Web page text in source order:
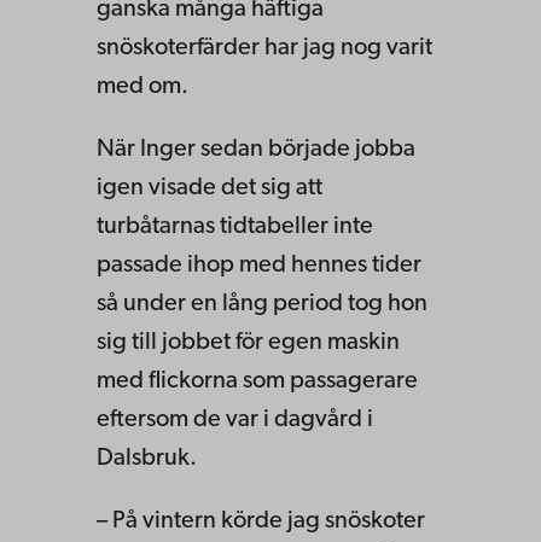
ganska många häftiga
snöskoterfärder har jag nog varit
med om.
När Inger sedan började jobba
igen visade det sig att
turbåtarnas tidtabeller inte
passade ihop med hennes tider
så under en lång period tog hon
sig till jobbet för egen maskin
med flickorna som passagerare
eftersom de var i dagvård i
Dalsbruk.
– På vintern körde jag snöskoter